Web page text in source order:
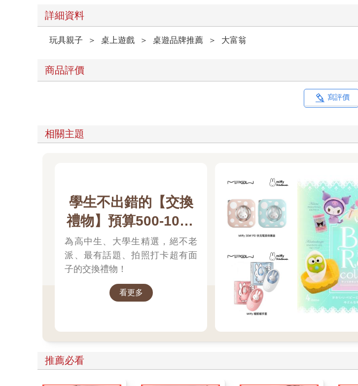
詳細資料
玩具親子 ＞ 桌上遊戲 ＞ 桌遊品牌推薦 ＞ 大富翁
商品評價
寫評價
相關主題
學生不出錯的【交換
禮物】預算500-1000
元
為高中生、大學生精選，絕不老
派、最有話題、拍照打卡超有面
子的交換禮物！
看更多
推薦必看